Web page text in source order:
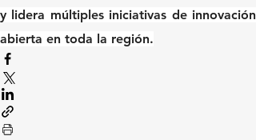
y lidera múltiples iniciativas de innovación
abierta en toda la región.